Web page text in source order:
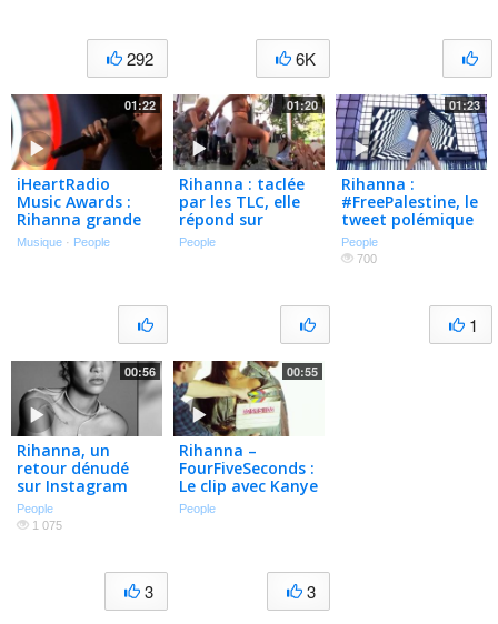
292 6K
01:22
iHeartRadio
Music Awards :
Rihanna grande
gagnante, le
palmarès
Musique · People
01:20
Rihanna : taclée
par les TLC, elle
répond sur
Twitter !
People
01:23
Rihanna :
#FreePalestine, le
tweet polémique
People
700
1
00:56
Rihanna, un
retour dénudé
sur Instagram
People
1 075
3
00:55
Rihanna –
FourFiveSeconds :
Le clip avec Kanye
West et Paul
McCartney
People
3